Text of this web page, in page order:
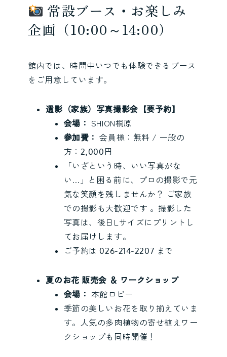
常設ブース・お楽しみ
企画（10:00～14:00）
館内では、時間中いつでも体験できるブース
をご用意しています。
遺影（家族）写真撮影会【要予約】
会場： SHION桐原
参加費： 会員様：無料 / 一般の
方：2,000円
「いざという時、いい写真がな
い…」と困る前に、プロの撮影で元
気な笑顔を残しませんか？ ご家族
での撮影も大歓迎です 。撮影した
写真は、後日Lサイズにプリントし
てお届けします。
ご予約は 026-214-2207 まで
夏のお花 販売会 ＆ ワークショップ
会場： 本館ロビー
季節の美しいお花を取り揃えていま
す。人気の多肉植物の寄せ植えワー
クショップも同時開催！